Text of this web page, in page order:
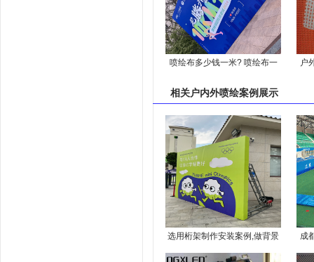
喷绘布多少钱一米? 喷绘布一
户
相关户内外喷绘案例 展示
选用桁架制作安装案例,做背景
墙效果真的好！
成